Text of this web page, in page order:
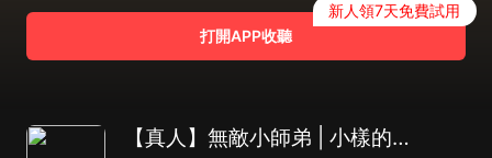
打開APP收聽
新人領7天免費試用
【真人】無敵小師弟 | 小樣的貓 |爽文